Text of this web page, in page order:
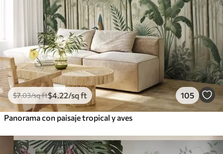
$7.03/sq ft$4.22/sq ft 105
Panorama con paisaje tropical y aves